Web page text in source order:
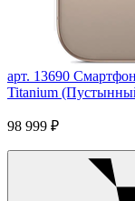
арт. 13690
Titanium
98 999 ₽